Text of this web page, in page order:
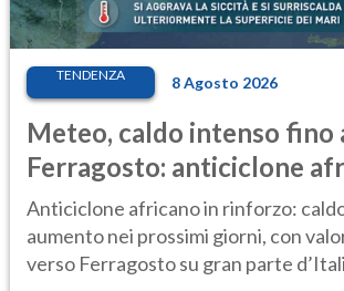
TENDENZA 8 Agosto 2026
Meteo, caldo intenso fino
Ferragosto: anticiclone
ancora protagonista
Anticiclone africano in rinforzo:
aumento nei prossimi giorni, con
verso Ferragosto su gran parte